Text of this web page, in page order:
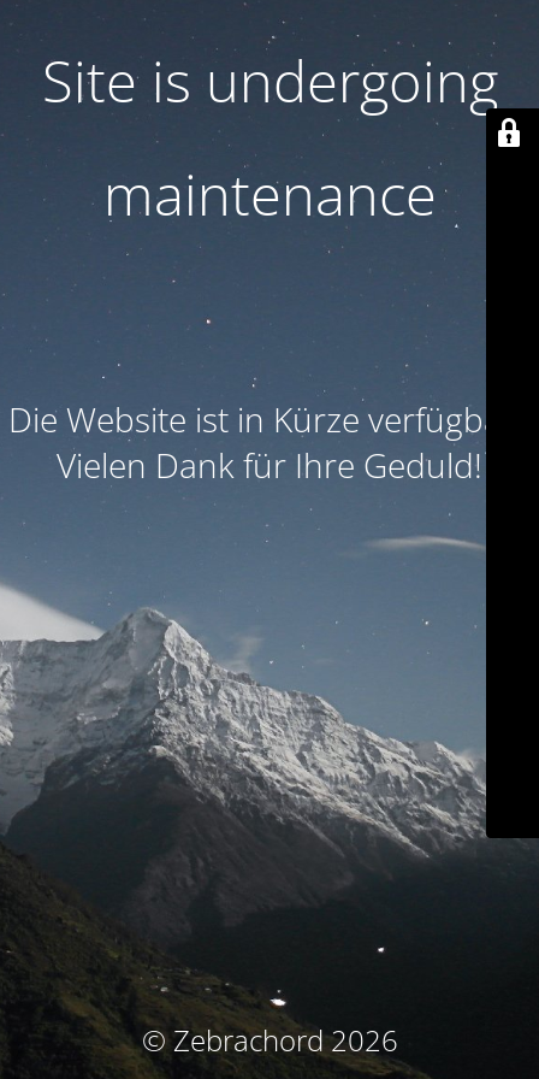
Site is undergoing
maintenance
Die Website ist in Kürze verfügbar.
Vielen Dank für Ihre Geduld!
© Zebrachord 2026